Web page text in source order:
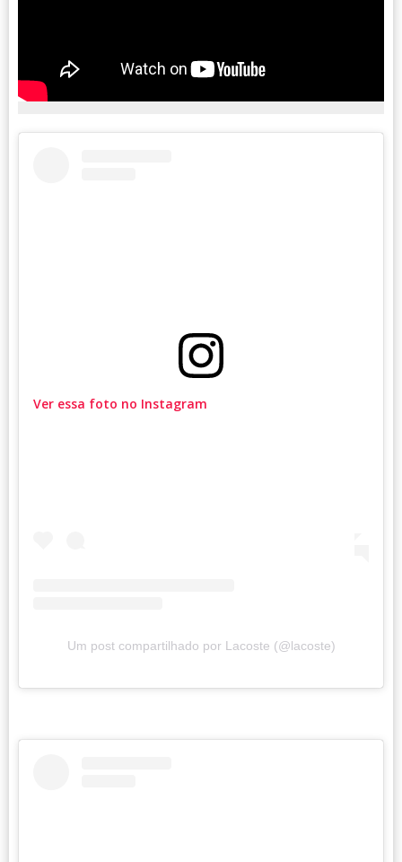
Ver essa foto no Instagram
Um post compartilhado por Lacoste (@lacoste)